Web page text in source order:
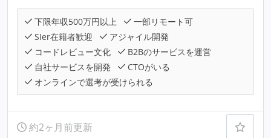
下限年収500万円以上
一部リモート可
SIer在籍者歓迎
アジャイル開発
コードレビュー文化
B2Bのサービスを運営
自社サービスを開発
CTOがいる
オンラインで選考が受けられる
約2ヶ月前更新